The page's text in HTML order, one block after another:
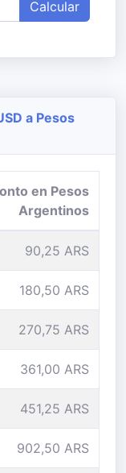
Calcular
a Pesos
en Pesos
Argentinos
90,25 ARS
180,50 ARS
270,75 ARS
361,00 ARS
451,25 ARS
902,50 ARS